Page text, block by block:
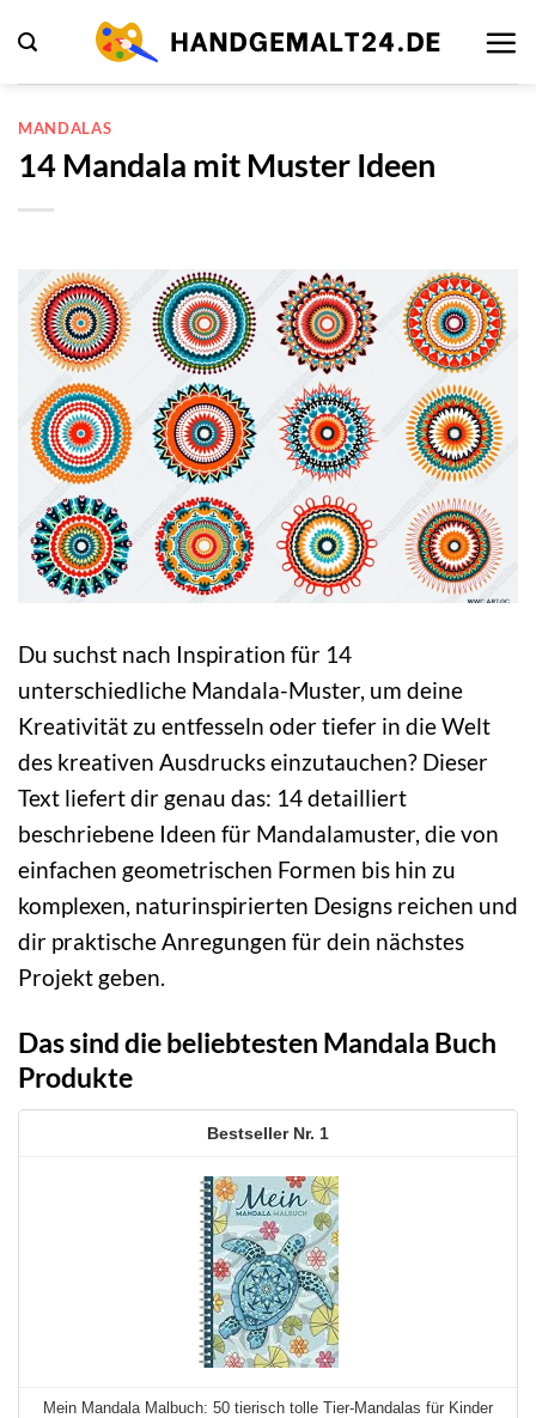
Inhalt
springen
MANDALAS
14 Mandala mit Muster Ideen
Du suchst nach Inspiration für 14
unterschiedliche Mandala-Muster, um deine
Kreativität zu entfesseln oder tiefer in die Welt
des kreativen Ausdrucks einzutauchen? Dieser
Text liefert dir genau das: 14 detailliert
beschriebene Ideen für Mandalamuster, die von
einfachen geometrischen Formen bis hin zu
komplexen, naturinspirierten Designs reichen und
dir praktische Anregungen für dein nächstes
Projekt geben.
Das sind die beliebtesten Mandala Buch
Produkte
1
Mein Mandala Malbuch: 50 tierisch tolle Tier-Mandalas für Kinder